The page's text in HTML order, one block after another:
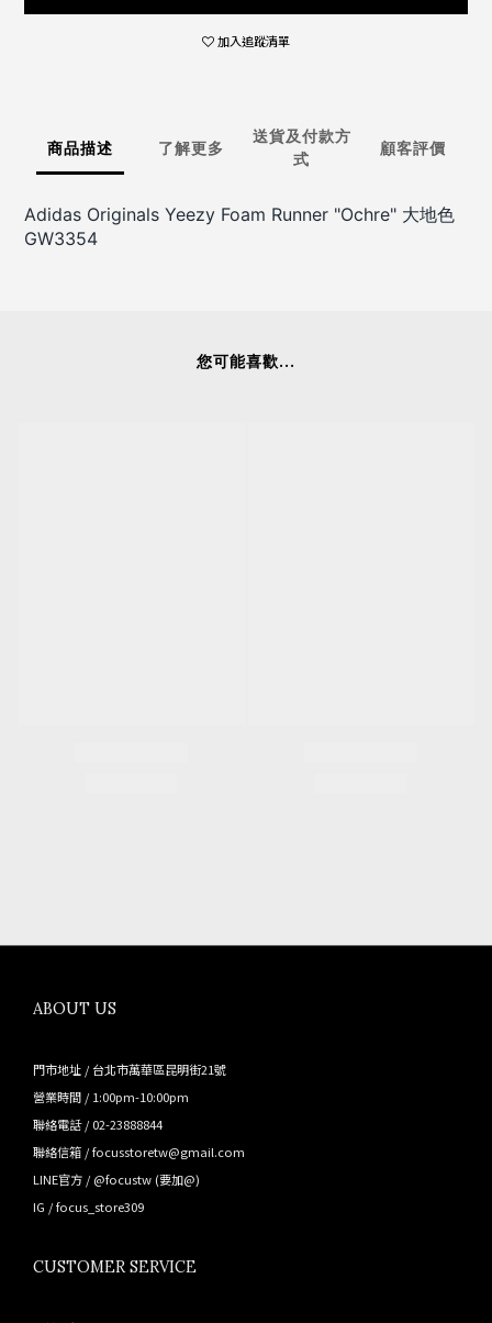
加入追蹤清單
商品描述 了解更多
送貨及付款方
式
顧客評價
Adidas Originals Yeezy Foam Runner "Ochre" 大地色
GW3354
您可能喜歡...
ABOUT US
門市地址 / 台北市萬華區昆明街21號
營業時間 / 1:00pm-10:00pm
聯絡電話 / 02-23888844
聯絡信箱 / focusstoretw@gmail.com
LINE官方 / @focustw (要加@)
IG /focus_store309
CUSTOMER SERVICE